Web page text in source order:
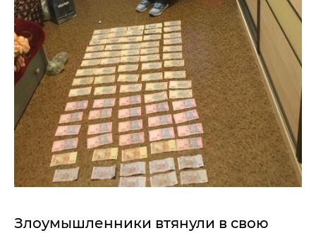
Злоумышленники втянули в свою